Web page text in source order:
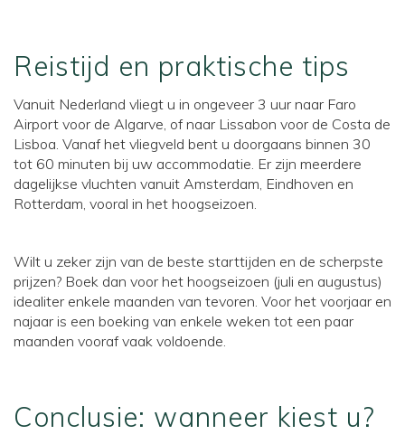
Reistijd en praktische tips
Vanuit Nederland vliegt u in ongeveer 3 uur naar Faro
Airport voor de Algarve, of naar Lissabon voor de Costa de
Lisboa. Vanaf het vliegveld bent u doorgaans binnen 30
tot 60 minuten bij uw accommodatie. Er zijn meerdere
dagelijkse vluchten vanuit Amsterdam, Eindhoven en
Rotterdam, vooral in het hoogseizoen.
Wilt u zeker zijn van de beste starttijden en de scherpste
prijzen? Boek dan voor het hoogseizoen (juli en augustus)
idealiter enkele maanden van tevoren. Voor het voorjaar en
najaar is een boeking van enkele weken tot een paar
maanden vooraf vaak voldoende.
Conclusie: wanneer kiest u?